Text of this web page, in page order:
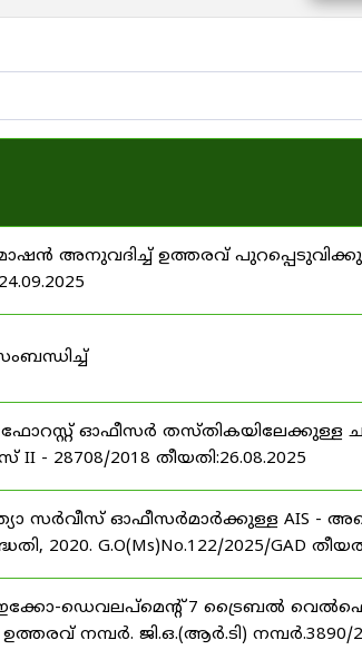
അനുവദിച്ച് ഉത്തരവ്
ഓഫീസർ തസ്തികയിലേക്കുള്ള
2018 തീയതി:26.08.2025
സർവീസ് ഓഫീസർമാർക്കുള്ള AIS -
G.O(Ms)No.122/2025/GAD
ഡെവലപ്മെന്റ് 7 ട്രൈബൽ
നമ്പർ. ജി.ഒ.(ആർ.ടി) നമ്പർ.3890/